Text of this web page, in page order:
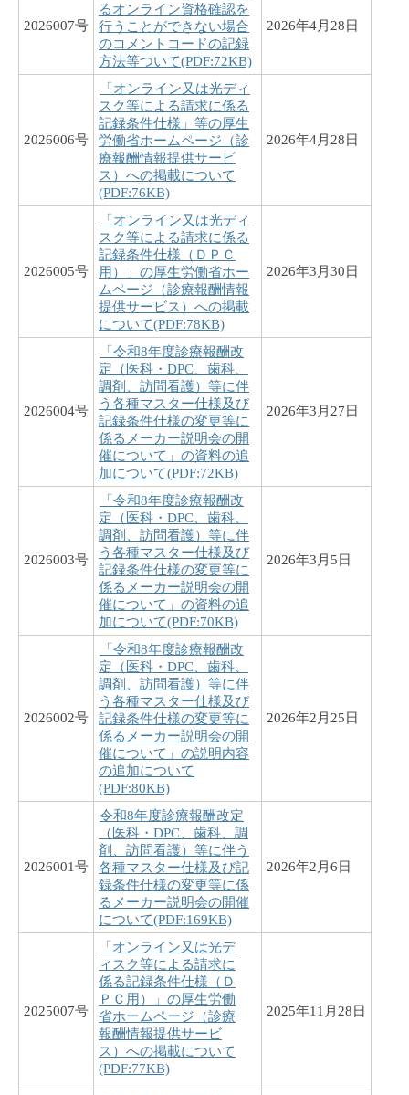
2026007号
るオンライン資格確認を
行うことができない場合
のコメントコードの記録
方法等ついて(PDF:72KB)
2026年4月28日
2026006号
「オンライン又は光ディ
スク等による請求に係る
記録条件仕様」等の厚生
労働省ホームページ（診
療報酬情報提供サービ
ス）への掲載について
(PDF:76KB)
2026年4月28日
2026005号
「オンライン又は光ディ
スク等による請求に係る
記録条件仕様（ＤＰＣ
用）」の厚生労働省ホー
ムページ（診療報酬情報
提供サービス）への掲載
について(PDF:78KB)
2026年3月30日
2026004号
「令和8年度診療報酬改
定（医科・DPC、歯科、
調剤、訪問看護）等に伴
う各種マスター仕様及び
記録条件仕様の変更等に
係るメーカー説明会の開
催について」の資料の追
加について(PDF:72KB)
2026年3月27日
2026003号
「令和8年度診療報酬改
定（医科・DPC、歯科、
調剤、訪問看護）等に伴
う各種マスター仕様及び
記録条件仕様の変更等に
係るメーカー説明会の開
催について」の資料の追
加について(PDF:70KB)
2026年3月5日
2026002号
「令和8年度診療報酬改
定（医科・DPC、歯科、
調剤、訪問看護）等に伴
う各種マスター仕様及び
記録条件仕様の変更等に
係るメーカー説明会の開
催について」の説明内容
の追加について
(PDF:80KB)
2026年2月25日
2026001号
令和8年度診療報酬改定
（医科・DPC、歯科、調
剤、訪問看護）等に伴う
各種マスター仕様及び記
録条件仕様の変更等に係
るメーカー説明会の開催
について(PDF:169KB)
2026年2月6日
2025007号
「オンライン又は光デ
ィスク等による請求に
係る記録条件仕様（Ｄ
ＰＣ用）」の厚生労働
省ホームページ（診療
報酬情報提供サービ
ス）への掲載について
(PDF:77KB)
2025年11月28日